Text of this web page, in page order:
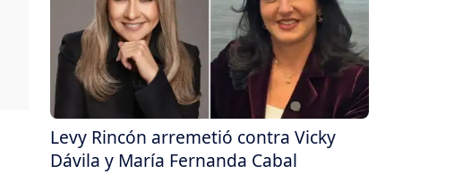
Levy Rincón arremetió contra Vicky
Dávila y María Fernanda Cabal